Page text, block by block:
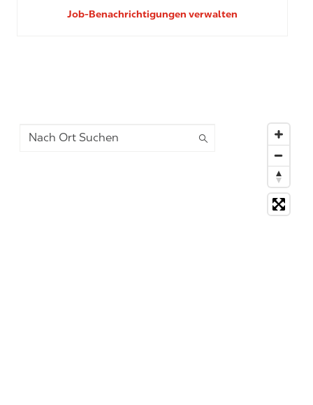
Job-Benachrichtigungen verwalten
Nach Ort Suchen
19 suggestions available, navigate to the list to select